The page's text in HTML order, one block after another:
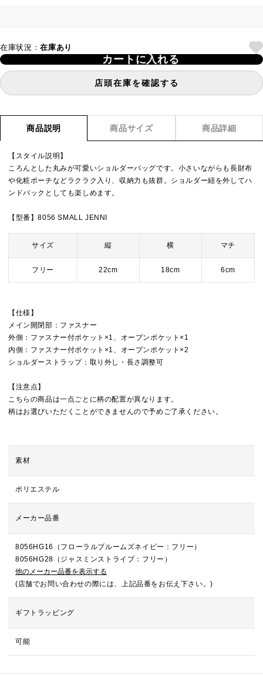
在庫状況：在庫あり
カートに入れる
店頭在庫を確認する
商品説明 商品サイズ 商品詳細
【スタイル説明】
ころんとした丸みが可愛いショルダーバッグです。小さいながらも長財布
や化粧ポーチなどラクラク入り、収納力も抜群。ショルダー紐を外してハ
ンドバックとしても楽しめます。
【型番】8056 SMALL JENNI
サイズ 縦 横 マチ
フリー 22cm 18cm 6cm
【仕様】
メイン開閉部：ファスナー
外側：ファスナー付ポケット×1、オープンポケット×1
内側：ファスナー付ポケット×1、オープンポケット×2
ショルダーストラップ：取り外し・長さ調整可
【注意点】
こちらの商品は一点ごとに柄の配置が異なります。
柄はお選びいただくことができませんので予めご了承ください。
素材
ポリエステル
メーカー品番
8056HG16（フローラルブルームズネイビー：フリー）
8056HG28（ジャスミンストライプ：フリー）
他のメーカー品番を表示する
(店舗でお問い合わせの際には、上記品番をお伝え下さい。)
ギフトラッピング
可能